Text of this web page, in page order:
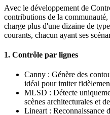
Avec le développement de
contributions de la
charge plus d'une dizaine de
courants, chacun ayant ses
1. Contrôle par lignes
Canny : Génère des
idéal pour imiter
MLSD : Détecte
scènes architecturales et
Lineart : Reconnaissance